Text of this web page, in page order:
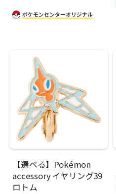
【選べる】Pokémon
accessory イヤリング39
ロトム